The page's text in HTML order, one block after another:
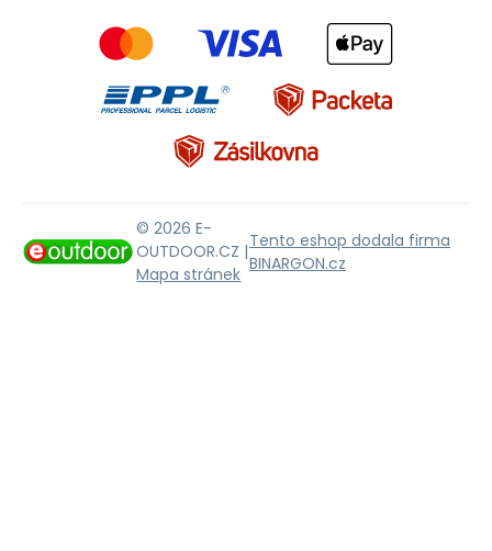
© 2026 E-
OUTDOOR.CZ |
Mapa stránek
Tento eshop dodala firma
BINARGON.cz